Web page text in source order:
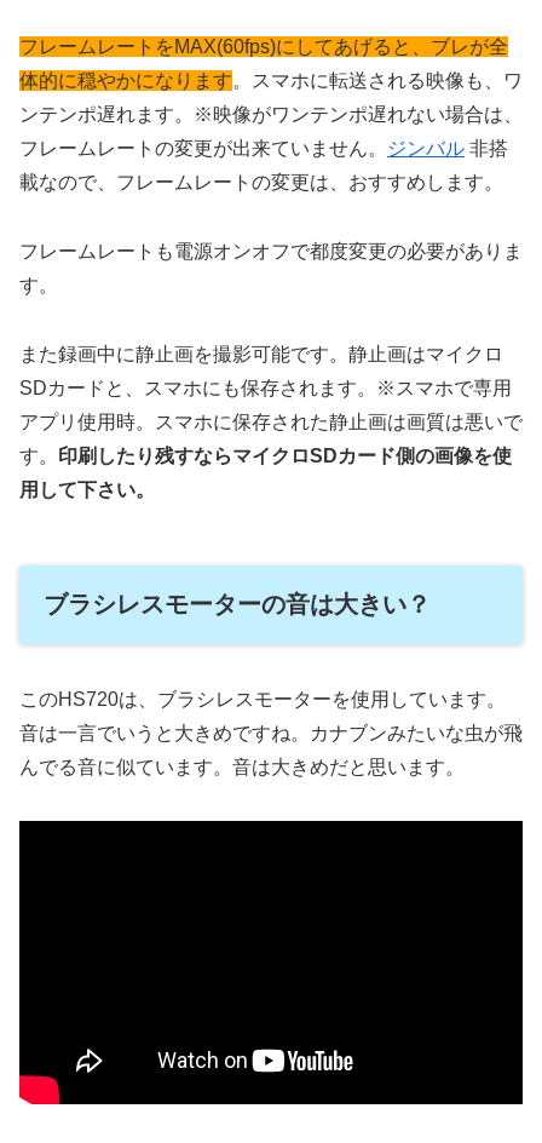
フレームレートをMAX(60fps)にしてあげると、ブレが全
体的に穏やかになります。スマホに転送される映像も、ワ
ンテンポ遅れます。※映像がワンテンポ遅れない場合は、
フレームレートの変更が出来ていません。 ジンバル 非搭
載なので、フレームレートの変更は、おすすめします。
フレームレートも電源オンオフで都度変更の必要がありま
す。
また録画中に静止画を撮影可能です。静止画はマイクロ
SDカードと、スマホにも保存されます。※スマホで専用
アプリ使用時。スマホに保存された静止画は画質は悪いで
す。 印刷したり残すならマイクロSDカード側の画像を使
用して下さい。
ブラシレスモーターの音は大きい？
このHS720は、ブラシレスモーターを使用しています。
音は一言でいうと大きめですね。カナブンみたいな虫が飛
んでる音に似ています。音は大きめだと思います。